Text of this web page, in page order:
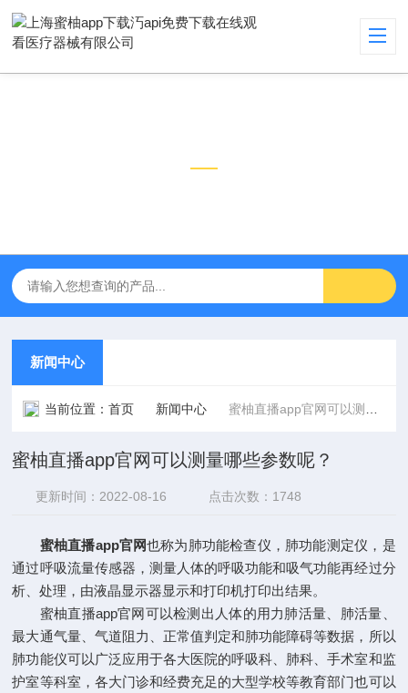
新闻中心
当前位置：首页 新闻中心 蜜柚直播app官网可以测量哪些参数呢？
蜜柚直播app官网可以测量哪些参数呢？
更新时间：2022-08-16 点击次数：1748
蜜柚直播app官网也称为肺功能检查仪，肺功能测定仪，是
通过呼吸流量传感器，测量人体的呼吸功能和吸气功能再经过分
析、处理，由液晶显示器显示和打印机打印出结果。
蜜柚直播app官网可以检测出人体的用力肺活量、肺活量、
最大通气量、气道阻力、正常值判定和肺功能障碍等数据，所以
肺功能仪可以广泛应用于各大医院的呼吸科、肺科、手术室和监
护室等科室，各大门诊和经费充足的大型学校等教育部门也可以